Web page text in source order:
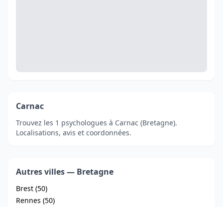
Carnac
Trouvez les 1 psychologues à Carnac (Bretagne).
Localisations, avis et coordonnées.
Autres villes — Bretagne
Brest (50)
Rennes (50)